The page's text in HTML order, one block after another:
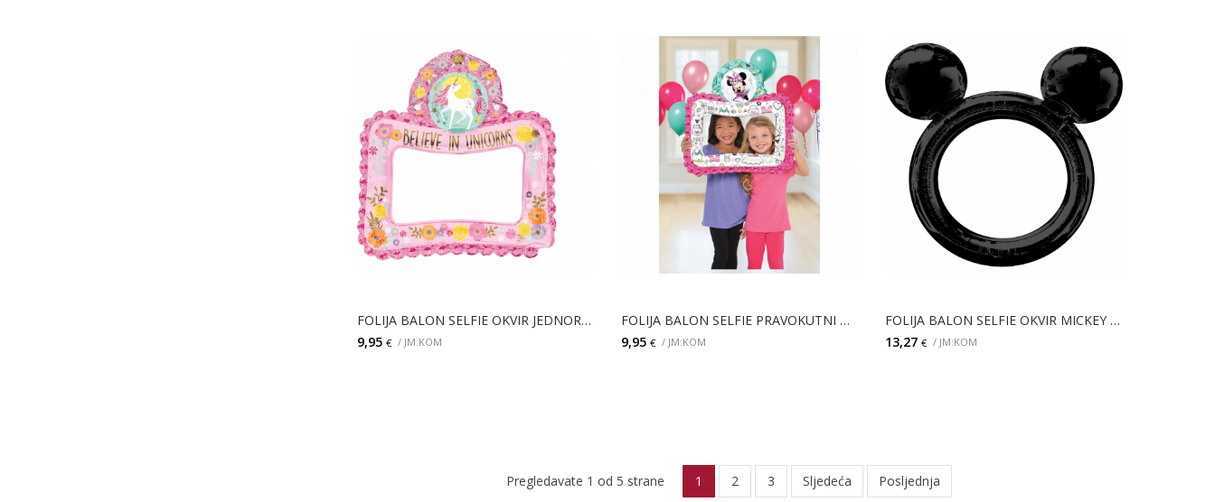
FOLIJA BALON SELFIE OKVIR JEDNOROG
9,95 € / JM:KOM
FOLIJA BALON SELFIE PRAVOKUTNI OKVIR MINNIE MOUSE
9,95 € / JM:KOM
FOLIJA BALON SELFIE OKVIR MICKEY MOUSE
13,27€ / JM:KOM
Pregledavate 1 od 5 strane 1 2 3 Sljedeća Posljednja